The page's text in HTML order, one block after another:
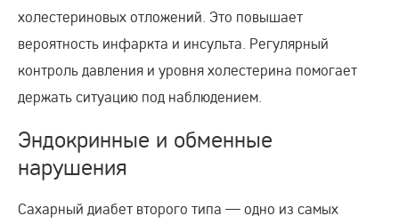
холестериновых отложений. Это повышает
вероятность инфаркта и инсульта. Регулярный
контроль давления и уровня холестерина помогает
держать ситуацию под наблюдением.
Эндокринные и обменные
нарушения
Сахарный диабет второго типа — одно из самых